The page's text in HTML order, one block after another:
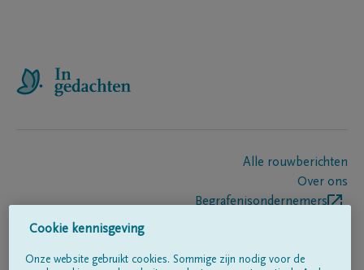
Alle rouwberichten
Over ons
Begrafenisondernemers
Cookie kennisgeving
Onze website gebruikt cookies. Sommige zijn nodig voor de